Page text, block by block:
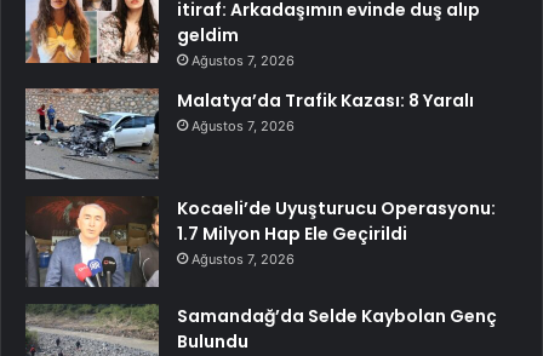
itiraf: Arkadaşımın evinde duş alıp
geldim
Ağustos 7, 2026
Malatya’da Trafik Kazası: 8 Yaralı
Ağustos 7, 2026
Kocaeli’de Uyuşturucu Operasyonu:
1.7 Milyon Hap Ele Geçirildi
Ağustos 7, 2026
Samandağ’da Selde Kaybolan Genç
Bulundu